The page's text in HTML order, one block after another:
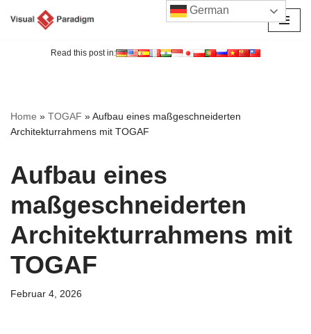
Read this post in:
Home » TOGAF »Aufbau eines maßgeschneiderten
Architekturrahmens mit TOGAF
Aufbau eines
maßgeschneiderten
Architekturrahmens mit
TOGAF
Februar 4, 2026
German